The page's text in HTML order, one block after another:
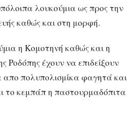
λουκούμια ως προς την
καθώς και στη μορφή.
η Κομοτηνή καθώς και η
Ροδόπης έχουν να επιδείξουν
απο πολυπολισμίκα φαγητά και
το κεμπάπ η παστουρμαδόπιτα